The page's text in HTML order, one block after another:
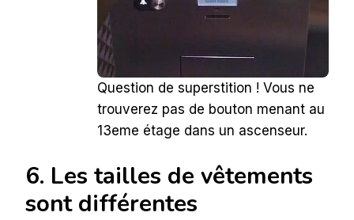
Question de superstition ! Vous ne
trouverez pas de bouton menant au
13eme étage dans un ascenseur.
6. Les tailles de vêtements
sont différentes